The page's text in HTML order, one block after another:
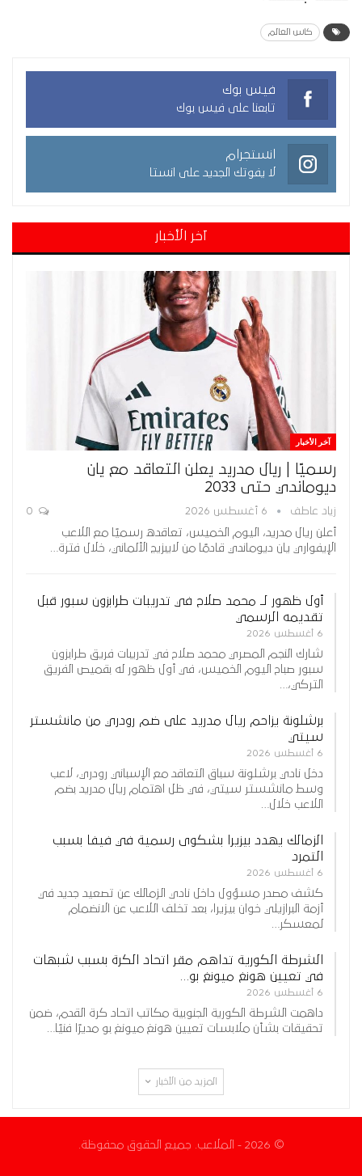
كاس العالم
فيس بوك
تابعنا على فيس بوك
انستجرام
لا يفوتك الجديد على انستا
آخر الأخبار
آخر الأخبار
رسميًا | ريال مدريد يعلن التعاقد مع يان
ديوماندي حتى 2033
زياد عاطف 6 أغسطس 2026
أعلن ريال مدريد، اليوم الخميس، تعاقده رسميًا مع اللاعب
الإيفواري يان ديوماندي قادمًا من لايبزيج الألماني، خلال فترة…
أول ظهور لـ محمد صلاح في تدريبات طرابزون سبور قبل
تقديمه الرسمي
6 أغسطس 2026
شارك النجم المصري محمد صلاح في تدريبات فريق طرابزون
سبور صباح اليوم الخميس، في أول ظهور له بقميص الفريق
التركي،…
برشلونة يزاحم ريال مدريد على ضم رودري من مانشستر
سيتي
6 أغسطس 2026
دخل نادي برشلونة سباق التعاقد مع الإسباني رودري، لاعب
وسط مانشستر سيتي، في ظل اهتمام ريال مدريد بضم
اللاعب خلال…
الزمالك يهدد بيزيرا بشكوى رسمية في فيفا بسبب
التمرد
6 أغسطس 2026
كشف مصدر مسؤول داخل نادي الزمالك عن تصعيد جديد في
أزمة البرازيلي خوان بيزيرا، بعد تخلف اللاعب عن الانضمام
لمعسكر…
الشرطة الكورية تداهم مقر اتحاد الكرة بسبب شبهات
في تعيين هونغ ميونغ بو…
6 أغسطس 2026
داهمت الشرطة الكورية الجنوبية مكاتب اتحاد كرة القدم، ضمن
تحقيقات بشأن ملابسات تعيين هونغ ميونغ بو مديرًا فنيًا…
المزيد من الأخبار
© 2026 - الملاعب. جميع الحقوق محفوظة.